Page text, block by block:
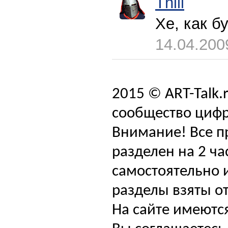
Хе, как
2015 © ART-
сообщество
Внимание! Все
разделен на 2
самостоятельно
разделы взяты
На сайте